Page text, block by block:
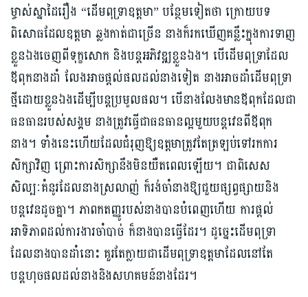
ម្ចាស់ស្នាដៃរឿង “ដើមពុទ្រាឧត្តមា” បន្ថែមទៀតថា​ ក្រោយបទ
ពិសោធដែលឧត្តមា ឆ្លងកាត់ជាច្រើន នាងក៏រកឃើញគន្លឹះក្នុងការទាញ
ខ្លួនឯងចេញពីទុក្ខសោក និងបន្តអភិវឌ្ឍខ្លួនឯង។ បើដើមពុទ្រាដែល
ឪពុកនាងដាំ លែងអាចផ្ដល់ផលដល់នាងទៀត នាងអាចដាំដើមពុទ្រា
ថ្មីដោយខ្លួនឯងដើម្បីបន្តប្រមូលផល។ បើនាងលែងមានឪពុកដែលជា
ធនធានរបស់សង្គម នាងត្រូវធ្វើជាធនធានល្អមួយបន្តវេនពីឪពុក
នាង។ ទាំងនេះហើយដែលជំរុញឱ្យឧត្តមាត្រូវតែត្រឡប់ទៅរកការ
សិក្សាវិញ ព្រោះការសិក្សានឹងមិនយឺតពេលឡើយ។ ជាពិសេស
សិល្បៈគំនូរដែលនាងស្រលាញ់ ក៏រង់ចាំនាងឱ្យជួយផ្សព្វផ្សាយនិង
បន្តវេនដូចគ្នា។ ភាពកតញ្ញូរបស់នាងបានបំពេញហើយ ការផ្ដល់
អាទិភាពដល់ការងារចាំបាច់ ក៏នាងបានធ្វើដែរ។ ដូច្នេះដើមពុទ្រា
ដែលនាងបានដាំនោះ គួរតែក្លាយជាដើមពុទ្រាឧត្ដមាដែលនៅតែ
បន្តហុចផលដល់នាងនិង​សហគមន៍នាងដែរ។